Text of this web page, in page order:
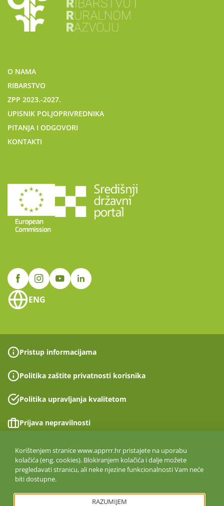
O NAMA
RIBARSTVO
ZPP 2023.-2027.
UPISNIK POLJOPRIVREDNIKA
PITANJA I ODGOVORI
KONTAKTI
ENG
Pristup informacijama
Politika zaštite privatnosti korisnika
Politika upravljanja kvalitetom
Prijava nepravilnosti
Izjava o pristupačnosti
Politika informacijske sigurnosti
ISO 27001:2022
Korištenjem stranice www.apprrr.hr pristajete na uporabu
kolačića (eng. cookies). Blokiranjem kolačića i dalje možete
pregledavati stranicu, ali neke njezine funkcionalnosti Vam neće
biti dostupne.
RAZUMIJEM